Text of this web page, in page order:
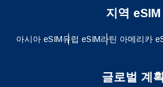
지역 eSIM
아시아 eSIM유럽 ​​eSIM라틴 아메리카
글로벌 계획